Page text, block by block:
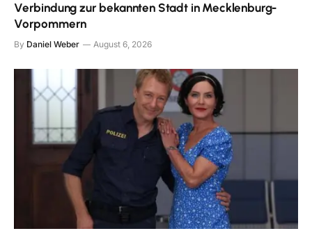
Verbindung zur bekannten Stadt in Mecklenburg-
Vorpommern
By Daniel Weber August 6, 2026